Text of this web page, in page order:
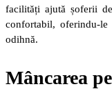
facilități ajută șoferii
confortabil, oferindu-
odihnă.
Mâncarea